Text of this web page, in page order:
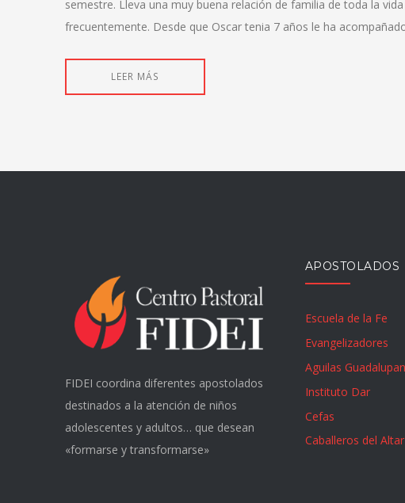
semestre. Lleva una muy buena relación de familia de toda la
frecuentemente. Desde que Oscar tenia 7 años le ha
LEER MÁS
FIDEI coordina diferentes apostolados
destinados a la atención de niños
adolescentes y adultos… que desean
«formarse y transformarse»
APOSTOLADOS
Escuela de la Fe
Evangelizadores
Aguilas
Instituto Dar
Cefas
Caballeros del Altar